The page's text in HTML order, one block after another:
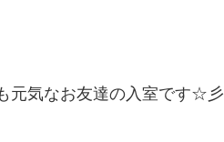
元気なお友達の入室です☆彡